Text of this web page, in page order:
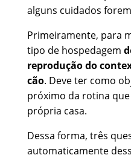
alguns cuidados
Primeiramente, para
tipo de hospedagem
reprodução do
cão. Deve ter como
próximo da rotina
própria casa.
Dessa forma, três
automaticamente